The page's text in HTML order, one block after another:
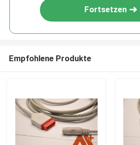
Fortsetzen
Empfohlene Produkte